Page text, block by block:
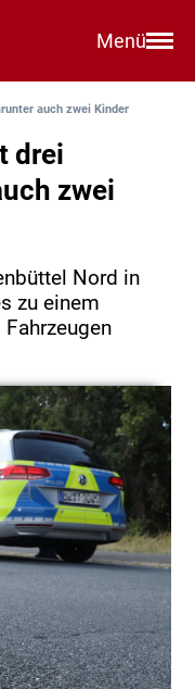
Menü
auch zwei Kinder
drei
zwei
Nord in
zu einem